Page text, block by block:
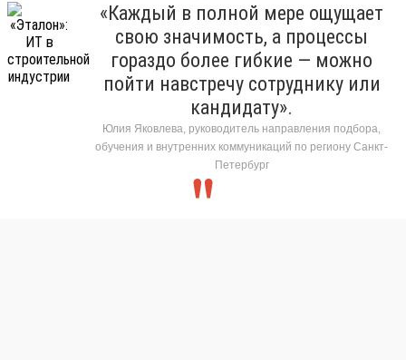
«Каждый в полной мере ощущает
свою значимость, а процессы
гораздо более гибкие — можно
пойти навстречу сотруднику или
кандидату».
Юлия Яковлева, руководитель направления подбора,
обучения и внутренних коммуникаций по региону Санкт-
Петербург